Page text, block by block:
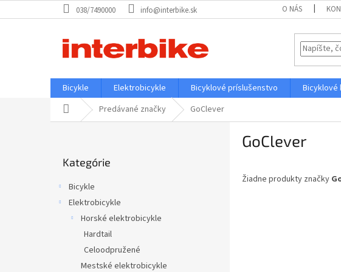
na
038/7490000 info@interbike.sk O NÁS
Bicykle Elektrobicykle Bicyklové príslušenstvo Bicyklové
DomovPredávané značky GoClever
kategórie
Kategórie
Bicykle
Elektrobicykle
Horské elektrobicykle
Hardtail
Celoodpružené
Mestské elektrobicykle
GoClever
Žiadne produkty značky